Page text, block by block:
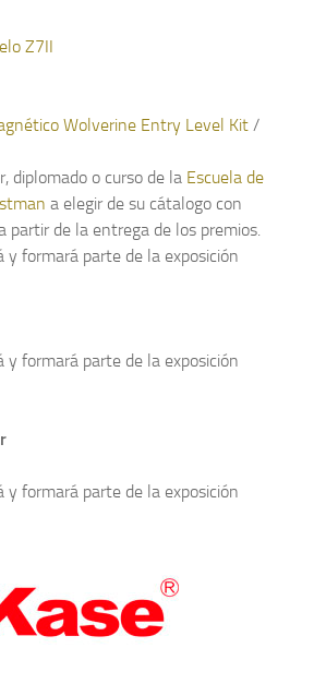
Z7II
Wolverine Entry Level Kit /
diplomado o curso de la Escuela de
a elegir de su cátalogo con
partir de la entrega de los premios.
y formará parte de la exposición
y formará parte de la exposición
y formará parte de la exposición